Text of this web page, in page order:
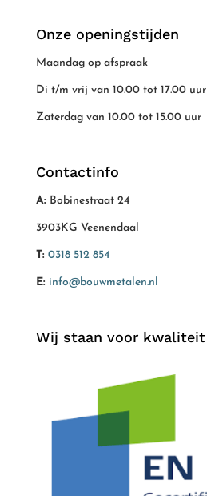
Onze openingstijden
Maandag op afspraak
Di t/m vrij van 10.00 tot 17.00 uur
Zaterdag van 10.00 tot 15.00 uur
Contactinfo
A: Bobinestraat 24
3903KG Veenendaal
T: 0318 512 854
E: info@bouwmetalen.nl
Wij staan voor kwaliteit